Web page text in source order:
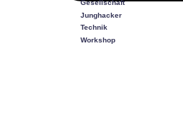
Gesellschaft
Junghacker
Technik
Workshop